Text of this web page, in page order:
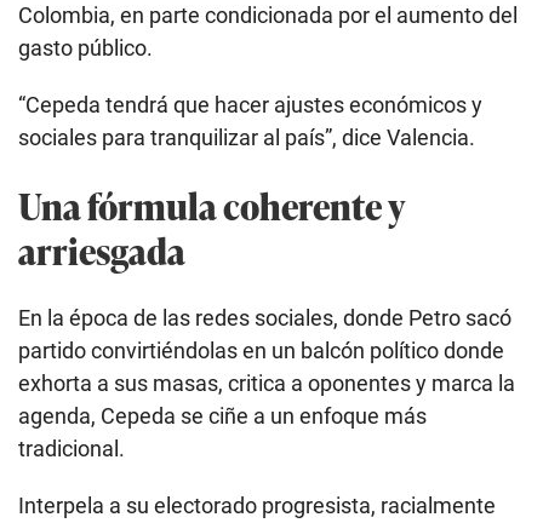
Colombia, en parte condicionada por el aumento del
gasto público.
“Cepeda tendrá que hacer ajustes económicos y
sociales para tranquilizar al país”, dice Valencia.
Una fórmula coherente y
arriesgada
En la época de las redes sociales, donde Petro sacó
partido convirtiéndolas en un balcón político donde
exhorta a sus masas, critica a oponentes y marca la
agenda, Cepeda se ciñe a un enfoque más
tradicional.
Interpela a su electorado progresista, racialmente